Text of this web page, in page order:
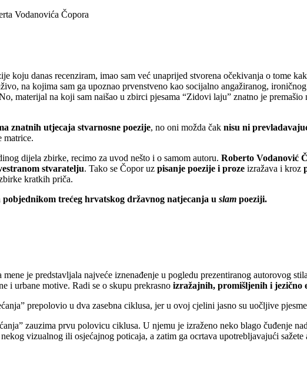
koju danas recenziram, imao sam već unaprijed stvorena očekivanja o tome
na kojima sam ga upoznao prvenstveno kao socijalno angažiranog,
materijal na koji sam naišao u zbirci pjesama “Zidovi laju” znatno je
znatnih utjecaja stvarnosne poezije, no oni možda čak nisu ni
matrice.
dijela zbirke, recimo za uvod nešto i o samom autoru. Roberto Vodanović
stvaratelju. Tako se Čopor uz pisanje poezije i proze izražava i kroz
kratkih priča.
pobjednikom trećeg hrvatskog državnog natjecanja u slam poeziji.
je predstavljala najveće iznenađenje u pogledu prezentiranog autorovog
i urbane motive. Radi se o skupu prekrasno izražajnih, promišljenih i jezično
prepolovio u dva zasebna ciklusa, jer u ovoj cjelini jasno su uočljive
zauzima prvu polovicu ciklusa. U njemu je izraženo neko blago čuđenje
vizualnog ili osjećajnog poticaja, a zatim ga ocrtava upotrebljavajući